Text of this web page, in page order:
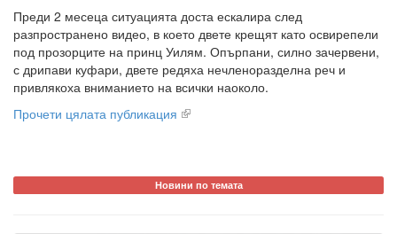
Преди 2 месеца ситуацията доста ескалира след
разпространено видео, в което двете крещят като освирепели
под прозорците на принц Уилям. Опърпани, силно зачервени,
с дрипави куфари, двете редяха нечленоразделна реч и
привлякоха вниманието на всички наоколо.
Прочети цялата публикация
Новини по темата